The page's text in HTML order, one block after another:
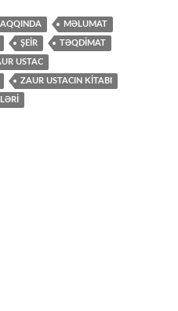
MƏLUMAT
ŞEİR TƏQDİMAT
USTAC
ZAUR USTACIN KİTABI